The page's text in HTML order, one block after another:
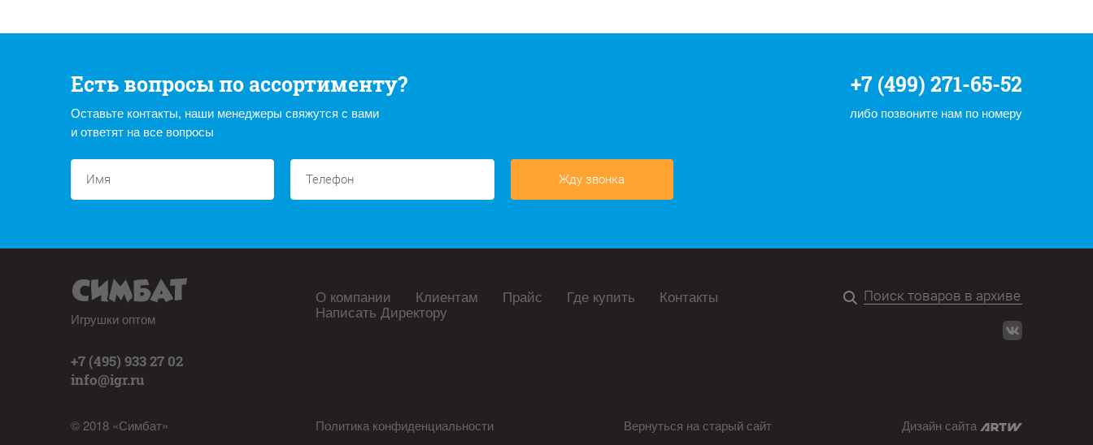
Есть вопросы по ассортименту?
Оставьте контакты, наши менеджеры свяжутся с вами
и ответят на все вопросы
+7 (499) 271-65-52
либо позвоните нам по номеру
Жду звонка
Игрушки оптом
+7 (495) 933 27 02
info@igr.ru
© 2018 «Симбат»
О компании Клиентам Прайс Где купить Контакты
Написать Директору
Политика конфиденциальности Вернуться на старый сайт Дизайн сайта